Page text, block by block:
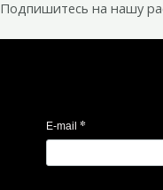
Подпишитесь на нашу
E-mail *